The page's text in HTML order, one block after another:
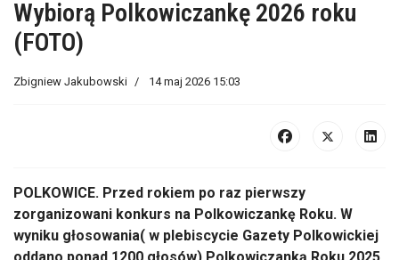
Zbigniew Jakubowski
POLKOWICE. Przed rokiem po raz pierwszy
wyniku głosowania( w plebiscycie Gazety Polkowickiej
oddano ponad 1200 głosów) Polkowiczanką Roku 2025
została Dorota TRZMIELEWSKA. Dzisiaj Burmistrz
Polkowic Wiesław Wabik ogłosił finałowe głosoeanie w